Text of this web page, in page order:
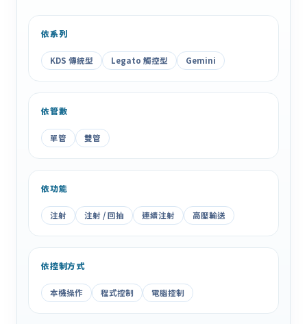
依系列
KDS 傳統型 Legato 觸控型 Gemini
依管數
單管 雙管
依功能
注射 注射 / 回抽 連續注射 高壓輸送
依控制方式
本機操作 程式控制 電腦控制